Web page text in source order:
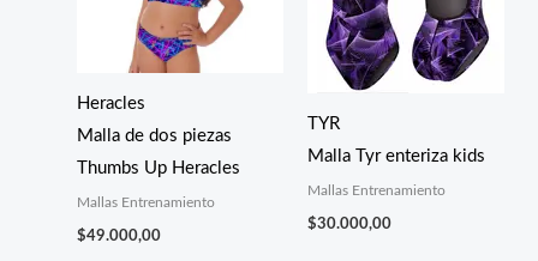
Heracles
Malla de dos piezas
Thumbs Up Heracles
Mallas Entrenamiento
$49.000,00
TYR
Malla Tyr enteriza kids
Mallas Entrenamiento
$30.000,00